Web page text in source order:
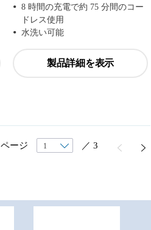
8 時間の充電で約 75 分間のコー
ドレス使用
水洗い可能
製品詳細を表示
ページ ／ 3